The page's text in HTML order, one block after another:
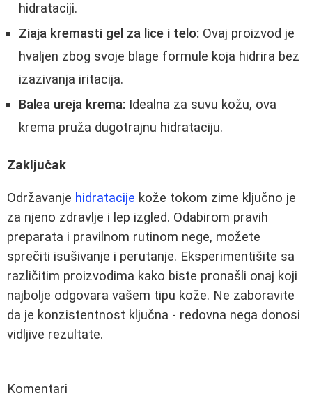
hidrataciji.
Ziaja kremasti gel za lice i telo: Ovaj proizvod je
hvaljen zbog svoje blage formule koja hidrira bez
izazivanja iritacija.
Balea ureja krema: Idealna za suvu kožu, ova
krema pruža dugotrajnu hidrataciju.
Zaključak
Održavanje hidratacije kože tokom zime ključno je
za njeno zdravlje i lep izgled. Odabirom pravih
preparata i pravilnom rutinom nege, možete
sprečiti isušivanje i perutanje. Eksperimentišite sa
različitim proizvodima kako biste pronašli onaj koji
najbolje odgovara vašem tipu kože. Ne zaboravite
da je konzistentnost ključna - redovna nega donosi
vidljive rezultate.
Komentari